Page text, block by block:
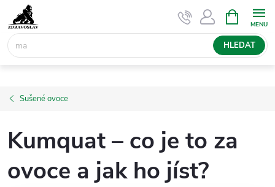
na
obsah
HLEDAT
NÁKUPNÍ
KOŠÍK
Sušené ovoce
Kumquat – co je to za
ovoce a jak ho jíst?